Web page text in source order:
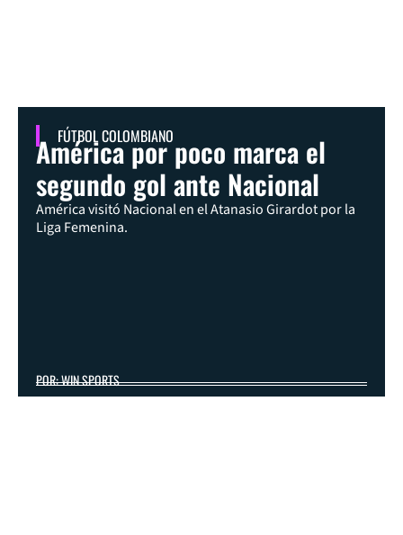
FÚTBOL COLOMBIANO
América por poco marca el
segundo gol ante Nacional
América visitó Nacional en el Atanasio Girardot por la
Liga Femenina.
POR: WIN SPORTS